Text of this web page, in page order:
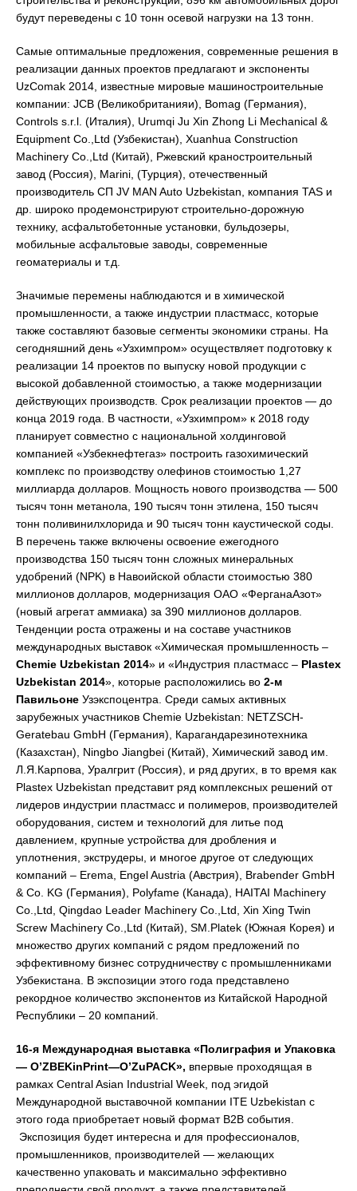
будут переведены с 10 тонн осевой нагрузки на 13 тонн.
Самые оптимальные предложения, современные решения в
реализации данных проектов предлагают и экспоненты
UzComak 2014, известные мировые машиностроительные
компании: JCB (Великобританияи), Bomag (Германия),
Controls s.r.l. (Италия), Urumqi Ju Xin Zhong Li Mechanical &
Equipment Co.,Ltd (Узбекистан), Xuanhua Construction
Machinery Co.,Ltd (Китай), Ржевский краностроительный
завод (Россия), Marini, (Турция), отечественный
производитель СП JV MAN Auto Uzbekistan, компания TAS и
др. широко продемонстрируют строительно-дорожную
технику, асфальтобетонные установки, бульдозеры,
мобильные асфальтовые заводы, современные
геоматериалы и т.д.
Значимые перемены наблюдаются и в химической
промышленности, а также индустрии пластмасс, которые
также составляют базовые сегменты экономики страны. На
сегодняшний день «Узхимпром» осуществляет подготовку к
реализации 14 проектов по выпуску новой продукции с
высокой добавленной стоимостью, а также модернизации
действующих производств. Срок реализации проектов — до
конца 2019 года. В частности, «Узхимпром» к 2018 году
планирует совместно с национальной холдинговой
компанией «Узбекнефтегаз» построить газохимический
комплекс по производству олефинов стоимостью 1,27
миллиарда долларов. Мощность нового производства — 500
тысяч тонн метанола, 190 тысяч тонн этилена, 150 тысяч
тонн поливинилхлорида и 90 тысяч тонн каустической соды.
В перечень также включены освоение ежегодного
производства 150 тысяч тонн сложных минеральных
удобрений (NPK) в Навоийской области стоимостью 380
миллионов долларов, модернизация ОАО «ФерганаАзот»
(новый агрегат аммиака) за 390 миллионов долларов.
Тенденции роста отражены и на составе участников
международных выставок «Химическая промышленность –
Chemie Uzbekistan 2014» и «Индустрия пластмасс – Plastex
Uzbekistan 2014», которые расположились во 2-м
Павильоне Узэкспоцентра. Среди самых активных
зарубежных участников Chemie Uzbekistan: NETZSCH-
Geratebau GmbH (Германия), Карагандарезинотехника
(Казахстан), Ningbo Jiangbei (Китай), Химический завод им.
Л.Я.Карпова, Уралгрит (Россия), и ряд других, в то время как
Plastex Uzbekistan представит ряд комплексных решений от
лидеров индустрии пластмасс и полимеров, производителей
оборудования, систем и технологий для литье под
давлением, крупные устройства для дробления и
уплотнения, экструдеры, и многое другое от следующих
компаний – Erema, Engel Austria (Австрия), Brabender GmbH
& Co. KG (Германия), Polyfame (Канада), HAITAI Machinery
Co.,Ltd, Qingdao Leader Machinery Co.,Ltd, Xin Xing Twin
Screw Machinery Co.,Ltd (Китай), SM.Platek (Южная Корея) и
множество других компаний с рядом предложений по
эффективному бизнес сотрудничеству с промышленниками
Узбекистана. В экспозиции этого года представлено
рекордное количество экспонентов из Китайской Народной
Республики – 20 компаний.
16-я Международная выставка «Полиграфия и Упаковка
— O’ZBEKinPrint—O’ZuPACK», впервые проходящая в
рамках Central Asian Industrial Week, под эгидой
Международной выставочной компании ITE Uzbekistan с
этого года приобретает новый формат B2B события.
Экспозиция будет интересна и для профессионалов,
промышленников, производителей — желающих
качественно упаковать и максимально эффективно